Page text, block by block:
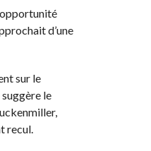
d’une
sur le
le
recul.